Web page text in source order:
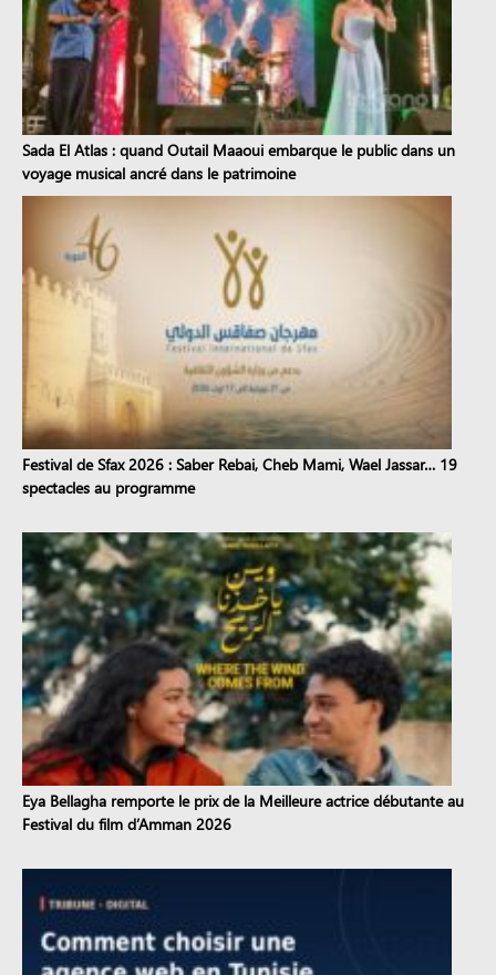
Sada El Atlas : quand Outail Maaoui embarque le public dans un
voyage musical ancré dans le patrimoine
Festival de Sfax 2026 : Saber Rebai, Cheb Mami, Wael Jassar… 19
spectacles au programme
Eya Bellagha remporte le prix de la Meilleure actrice débutante au
Festival du film d’Amman 2026